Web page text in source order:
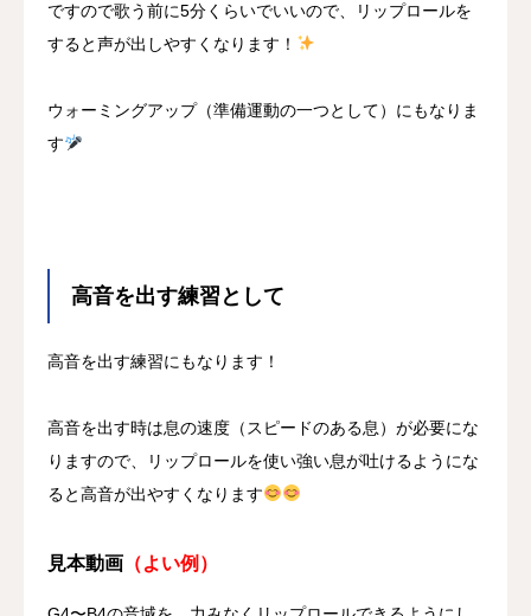
ですので歌う前に5分くらいでいいので、リップロールを
すると声が出しやすくなります！
ウォーミングアップ（準備運動の一つとして）にもなりま
す
高音を出す練習として
高音を出す練習にもなります！
高音を出す時は息の速度（スピードのある息）が必要にな
りますので、リップロールを使い強い息が吐けるようにな
ると高音が出やすくなります
見本動画 （よい例）